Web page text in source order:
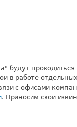
будут
в работе
с офисами
. Приносим свои